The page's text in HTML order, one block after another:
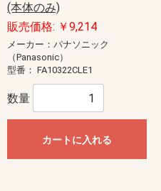
(本体のみ)
販売価格: ￥9,214
メーカー：パナソニック
（Panasonic）
型番： FA10322CLE1
数量
カートに入れる